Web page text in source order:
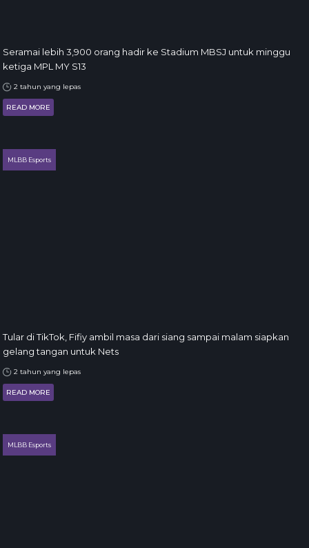
Seramai lebih 3,900 orang hadir ke Stadium MBSJ untuk minggu
ketiga MPL MY S13
2 tahun yang lepas
READ MORE
MLBB Esports
Tular di TikTok, Fifiy ambil masa dari siang sampai malam siapkan
gelang tangan untuk Nets
2 tahun yang lepas
READ MORE
MLBB Esports